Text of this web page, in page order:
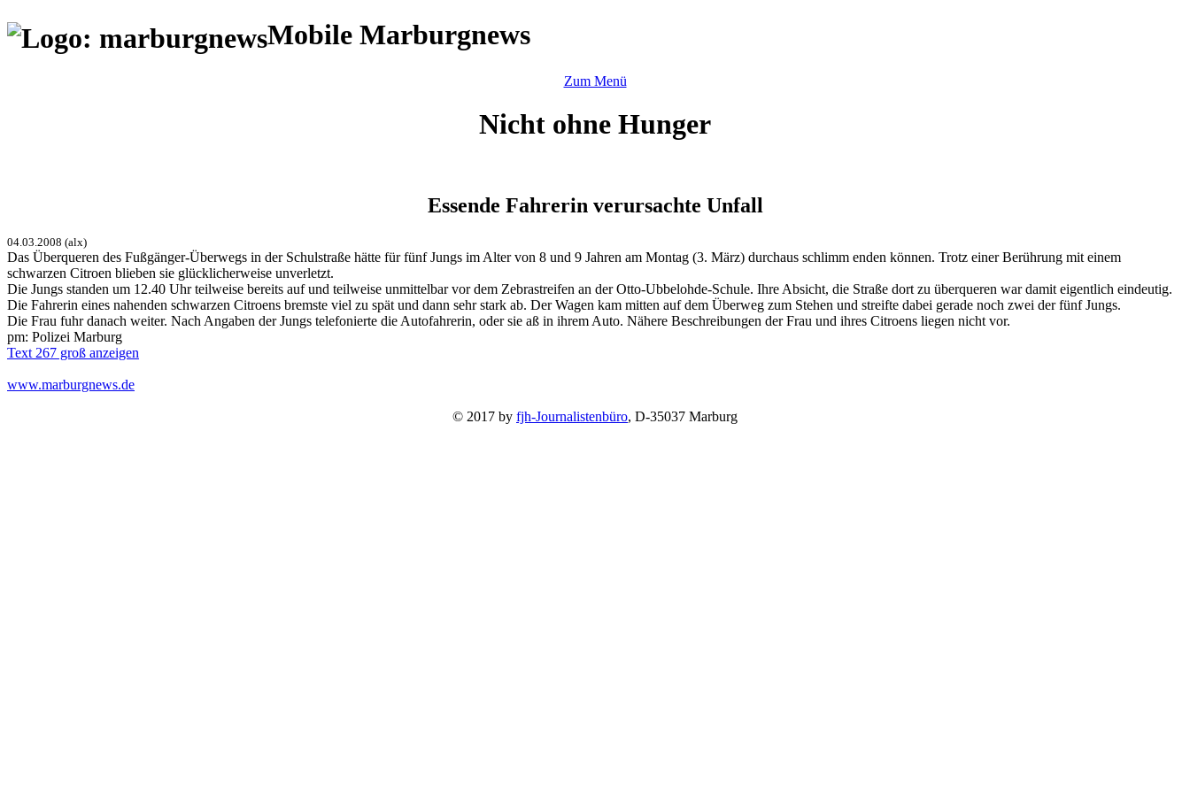
Mobile Marburgnews
Zum Menü
Nicht ohne Hunger
Essende Fahrerin verursachte Unfall
04.03.2008 (alx)
Das Überqueren des Fußgänger-Überwegs in der Schulstraße hätte für fünf Jungs im Alter von 8 und 9 Jahren am Montag (3. März) durchaus schlimm enden können. Trotz einer Berührung mit einem
schwarzen Citroen blieben sie glücklicherweise unverletzt.
Die Jungs standen um 12.40 Uhr teilweise bereits auf und teilweise unmittelbar vor dem Zebrastreifen an der Otto-Ubbelohde-Schule. Ihre Absicht, die Straße dort zu überqueren war damit eigentlich eindeutig.
Die Fahrerin eines nahenden schwarzen Citroens bremste viel zu spät und dann sehr stark ab. Der Wagen kam mitten auf dem Überweg zum Stehen und streifte dabei gerade noch zwei der fünf Jungs.
Die Frau fuhr danach weiter. Nach Angaben der Jungs telefonierte die Autofahrerin, oder sie aß in ihrem Auto. Nähere Beschreibungen der Frau und ihres Citroens liegen nicht vor.
pm: Polizei Marburg
Text 267 groß anzeigen
www.marburgnews.de
© 2017 by fjh-Journalistenbüro, D-35037 Marburg